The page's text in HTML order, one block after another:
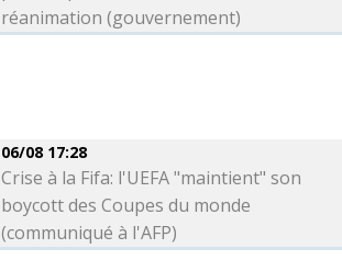
réanimation (gouvernement)
06/08 17:28
Crise à la Fifa: l'UEFA "maintient" son
boycott des Coupes du monde
(communiqué à l'AFP)